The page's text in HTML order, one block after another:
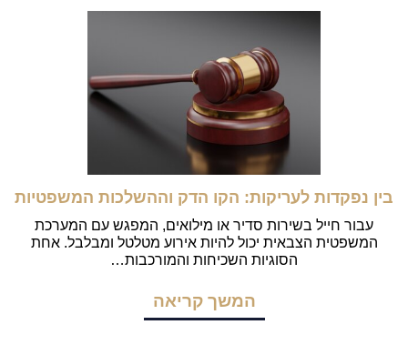
בין נפקדות לעריקות: הקו הדק וההשלכות המשפטיות
עבור חייל בשירות סדיר או מילואים, המפגש עם המערכת
המשפטית הצבאית יכול להיות אירוע מטלטל ומבלבל. אחת
הסוגיות השכיחות והמורכבות…
המשך קריאה